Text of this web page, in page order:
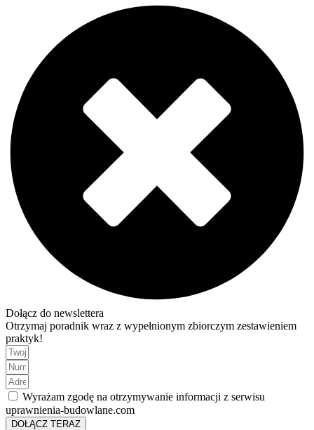
Dołącz do newslettera
Otrzymaj poradnik wraz z wypełnionym zbiorczym zestawieniem
praktyk!
Wyrażam zgodę na otrzymywanie informacji z serwisu
uprawnienia-budowlane.com
DOŁĄCZ TERAZ